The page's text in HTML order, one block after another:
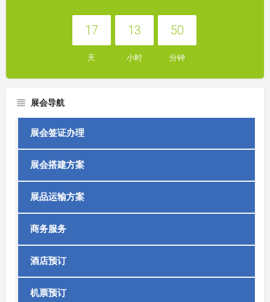
17
天
13
小时
50
分钟
展会导航
展会签证办理
展会搭建方案
展品运输方案
商务服务
酒店预订
机票预订